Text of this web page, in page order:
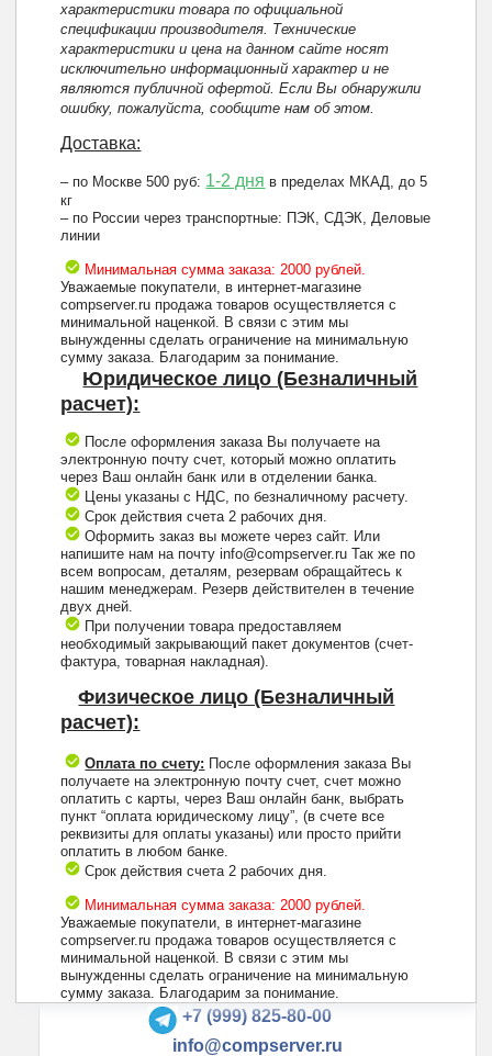
характеристики товара по официальной
спецификации производителя. Технические
характеристики и цена на данном сайте носят
исключительно информационный характер и не
являются публичной офертой. Если Вы обнаружили
ошибку, пожалуйста, сообщите нам об этом.
Доставка:
– по Москве 500 руб: 1-2 дня в пределах МКАД, до 5
кг
– по России через транспортные: ПЭК, СДЭК, Деловые
линии
Минимальная сумма заказа: 2000 рублей.
Уважаемые покупатели, в интернет-магазине
compserver.ru продажа товаров осуществляется с
минимальной наценкой. В связи с этим мы
вынужденны сделать ограничение на минимальную
сумму заказа. Благодарим за понимание.
Юридическое лицо (Безналичный
расчет):
После оформления заказа Вы получаете на
электронную почту счет, который можно оплатить
через Ваш онлайн банк или в отделении банка.
Цены указаны с НДС, по безналичному расчету.
Срок действия счета 2 рабочих дня.
Оформить заказ вы можете через сайт. Или
напишите нам на почту info@compserver.ru Так же по
всем вопросам, деталям, резервам обращайтесь к
нашим менеджерам. Резерв действителен в течение
двух дней.
При получении товара предоставляем
необходимый закрывающий пакет документов (счет-
фактура, товарная накладная).
Физическое лицо (Безналичный
расчет):
Оплата по счету: После оформления заказа Вы
получаете на электронную почту счет, счет можно
оплатить с карты, через Ваш онлайн банк, выбрать
пункт “оплата юридическому лицу”, (в счете все
реквизиты для оплаты указаны) или просто прийти
оплатить в любом банке.
Срок действия счета 2 рабочих дня.
Минимальная сумма заказа: 2000 рублей.
Уважаемые покупатели, в интернет-магазине
compserver.ru продажа товаров осуществляется с
минимальной наценкой. В связи с этим мы
вынужденны сделать ограничение на минимальную
сумму заказа. Благодарим за понимание.
+7 (495) 223-13-47
+7 (999) 825-80-00
info@compserver.ru